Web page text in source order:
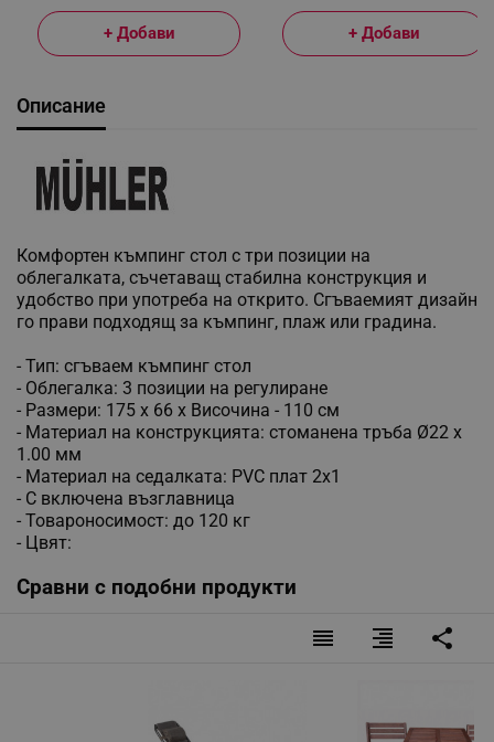
+ Добави + Добави
Описание
Комфортен къмпинг стол с три позиции на
облегалката, съчетаващ стабилна конструкция и
удобство при употреба на открито. Сгъваемият дизайн
го прави подходящ за къмпинг, плаж или градина.
- Тип: сгъваем къмпинг стол
- Облегалка: 3 позиции на регулиране
- Размери: 175 x 66 x Височина - 110 см
- Материал на конструкцията: стоманена тръба Ø22 x
1.00 мм
- Материал на седалката: PVC плат 2x1
- С включена възглавница
- Товароносимост: до 120 кг
- Цвят:
Сравни с подобни продукти
reorder format_align_right share